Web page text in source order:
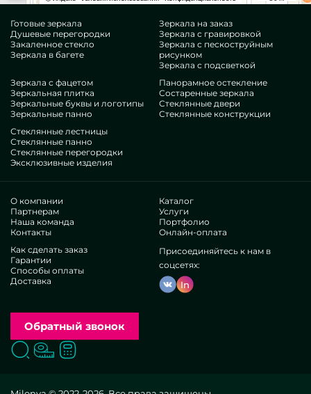
Готовые зеркала
Душевые перегородки
Закаленное стекло
Зеркала в багете
Зеркала на заказ
Зеркала с гравировкой
Зеркала с пескоструйным
рисунком
Зеркала с подсветкой
Зеркала с фацетом
Зеркальная плитка
Зеркальные буквы и логотипы
Зеркальные панно
Панорамное остекление
Состаренные зеркала
Стеклянные двери
Стеклянные конструкции
Стеклянные лестницы
Стеклянные панно
Стеклянные перегородки
Эксклюзивные изделия
О компании
Партнерам
Наша команда
Контакты
Каталог
Услуги
Портфолио
Онлайн-оплата
Как сделать заказ
Гарантии
Способы оплаты
Доставка
Присоединяйтесь к нам в
соцсетях:
In
Обратный звонок
ПоискВызвать замерщика